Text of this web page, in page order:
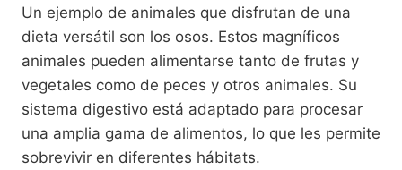
Un ejemplo de animales que disfrutan de una
dieta versátil son los osos. Estos magníficos
animales pueden alimentarse tanto de frutas y
vegetales como de peces y otros animales. Su
sistema digestivo está adaptado para procesar
una amplia gama de alimentos, lo que les permite
sobrevivir en diferentes hábitats.